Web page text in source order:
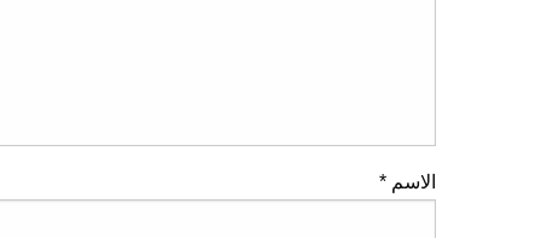
الاسم *